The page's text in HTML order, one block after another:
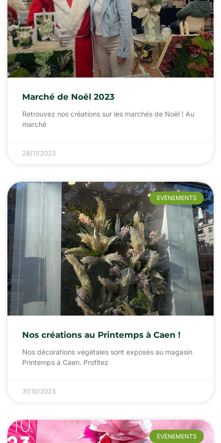
Marché de Noël 2023
Retrouvez nos créations sur les marchés de Noël ! Au
marché
28/11/2023
EVÈNEMENTS
Nos créations au Printemps à Caen !
Nos décorations végétales sont exposés au magasin
Printemps à Caen. Profitez
31/10/2023
EVÈNEMENTS